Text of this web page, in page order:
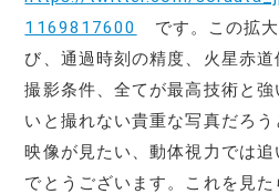
1169817600
です。この拡
び、通過時刻の精度、火星赤
撮影条件、全てが最高技術と
いと撮れない貴重な写真だろ
映像が見たい、動体視力では
でとうございます。これを見